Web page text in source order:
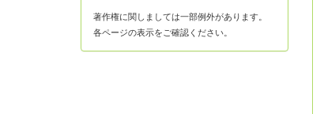
著作権に関しましては一部例外があります。
各ページの表示をご確認ください。